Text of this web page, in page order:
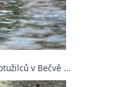
v Bečvě ...